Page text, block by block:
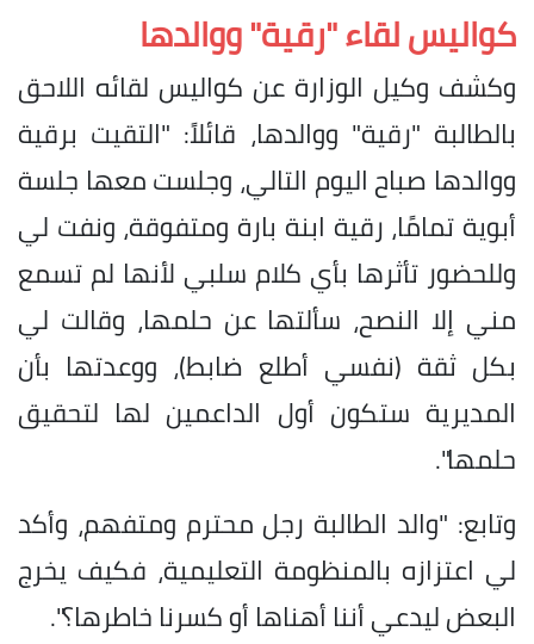
كواليس لقاء "رقية" ووالدها
​وكشف وكيل الوزارة عن كواليس لقائه اللاحق
بالطالبة "رقية" ووالدها، قائلاً: "التقيت برقية
ووالدها صباح اليوم التالي، وجلست معها جلسة
أبوية تمامًا، رقية ابنة بارة ومتفوقة، ونفت لي
وللحضور تأثرها بأي كلام سلبي لأنها لم تسمع
مني إلا النصح، سألتها عن حلمها، وقالت لي
بكل ثقة (نفسي أطلع ضابط)، ووعدتها بأن
المديرية ستكون أول الداعمين لها لتحقيق
حلمها".
​وتابع: "والد الطالبة رجل محترم ومتفهم، وأكد
لي اعتزازه بالمنظومة التعليمية، فكيف يخرج
البعض ليدعي أننا أهناها أو كسرنا خاطرها؟".